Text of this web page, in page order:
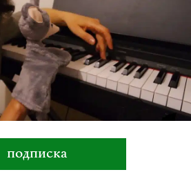
подписка